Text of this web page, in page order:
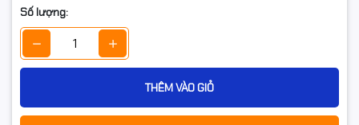
Số lượng:
THÊM VÀO GIỎ